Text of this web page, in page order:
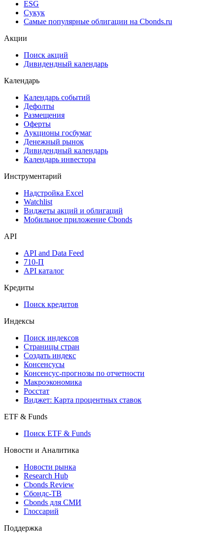
ESG
Сукук
Самые популярные облигации на Cbonds.ru
Акции
Поиск акций
Дивидендный календарь
Календарь
Календарь событий
Дефолты
Размещения
Оферты
Аукционы госбумаг
Денежный рынок
Дивидендный календарь
Календарь инвестора
Инструментарий
Надстройка Excel
Watchlist
Виджеты акций и облигаций
Мобильное приложение Cbonds
API
API and Data Feed
710-П
API каталог
Кредиты
Поиск кредитов
Индексы
Поиск индексов
Страницы стран
Создать индекс
Консенсусы
Консенсус-прогнозы по отчетности
Макроэкономика
Росстат
Виджет: Карта процентных ставок
ETF & Funds
Поиск ETF & Funds
Новости и Аналитика
Новости рынка
Research Hub
Cbonds Review
Сбондс-ТВ
Cbonds для СМИ
Глоссарий
Поддержка